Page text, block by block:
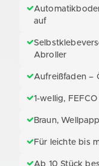
auf
Abroller
Aufreißfaden –
1-wellig,
Braun,
Für leichte bis
Ab 10 Stück